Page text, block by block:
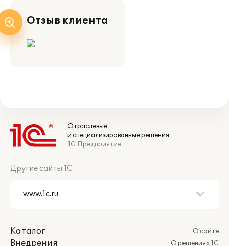
Отзыв клиента
Отраслевые
и специализированные решения
1С:Предприятие
Другие сайты 1С
Каталог
Внедрения
О сайте
О решениях 1С